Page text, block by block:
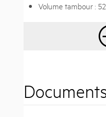
Volume tambour : 52